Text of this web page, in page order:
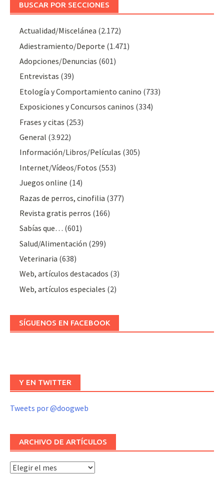
BUSCAR POR SECCIONES
Actualidad/Miscelánea (2.172)
Adiestramiento/Deporte (1.471)
Adopciones/Denuncias (601)
Entrevistas (39)
Etología y Comportamiento canino (733)
Exposiciones y Concursos caninos (334)
Frases y citas (253)
General (3.922)
Información/Libros/Películas (305)
Internet/Vídeos/Fotos (553)
Juegos online (14)
Razas de perros, cinofilia (377)
Revista gratis perros (166)
Sabías que… (601)
Salud/Alimentación (299)
Veterinaria (638)
Web, artículos destacados (3)
Web, artículos especiales (2)
SÍGUENOS EN FACEBOOK
Y EN TWITTER
Tweets por @doogweb
ARCHIVO DE ARTÍCULOS
Archivo